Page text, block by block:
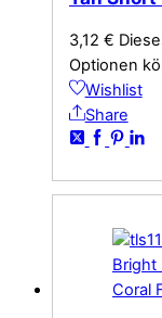
3,12 €
Optionen
Wishlist
Share